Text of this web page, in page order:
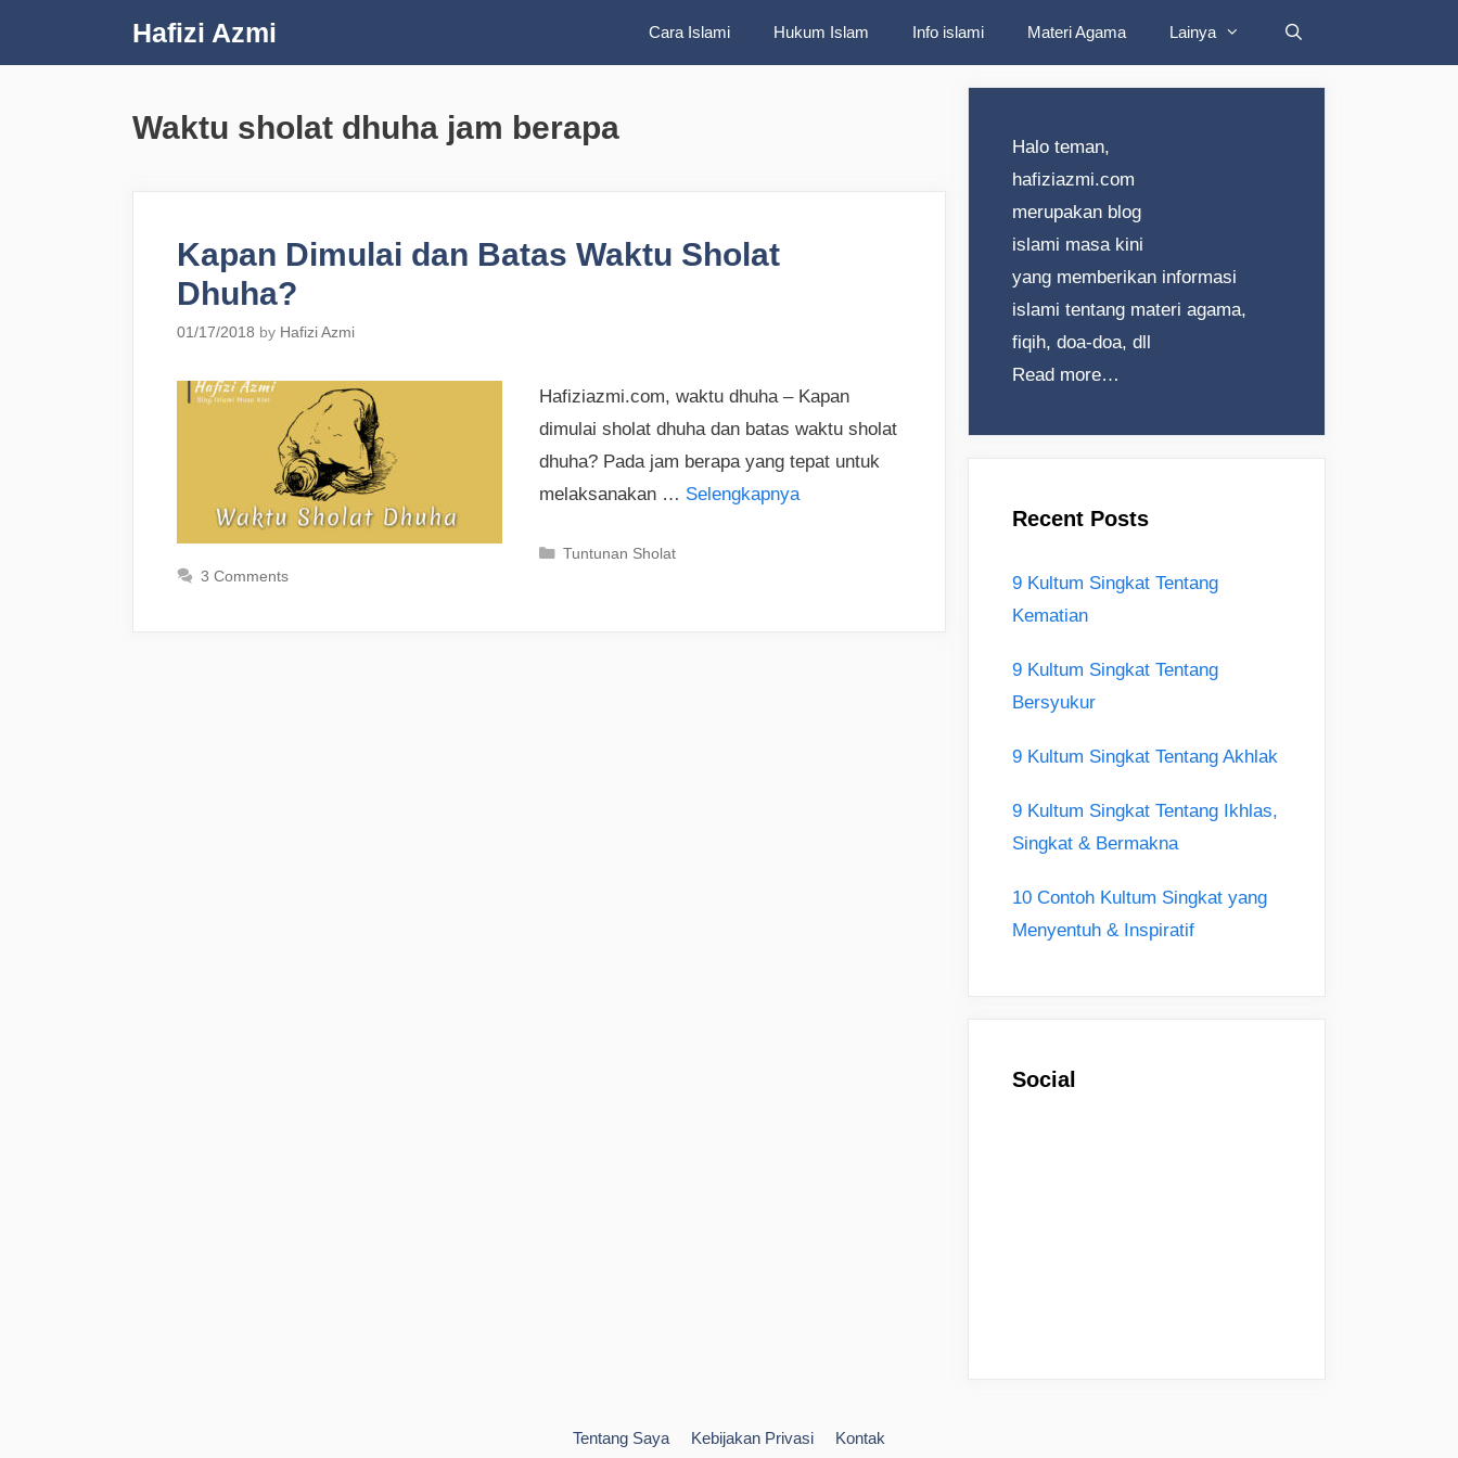
Hafizi Azmi Cara Islami Hukum Islam Info islami Materi Agama Lainya
Waktu sholat dhuha jam berapa
Kapan Dimulai dan Batas Waktu Sholat
Dhuha?
01/17/2018 by Hafizi Azmi
Hafiziazmi.com, waktu dhuha – Kapan
dimulai sholat dhuha dan batas waktu sholat
dhuha? Pada jam berapa yang tepat untuk
melaksanakan … Selengkapnya
Categories
Tuntunan Sholat
3 Comments
Halo teman,
hafiziazmi.com
merupakan blog
islami masa kini
yang memberikan informasi
islami tentang materi agama,
fiqih, doa-doa, dll
Read more…
Recent Posts
9 Kultum Singkat Tentang
Kematian
9 Kultum Singkat Tentang
Bersyukur
9 Kultum Singkat Tentang Akhlak
9 Kultum Singkat Tentang Ikhlas,
Singkat & Bermakna
10 Contoh Kultum Singkat yang
Menyentuh & Inspiratif
Social
Tentang Saya Kebijakan Privasi Kontak